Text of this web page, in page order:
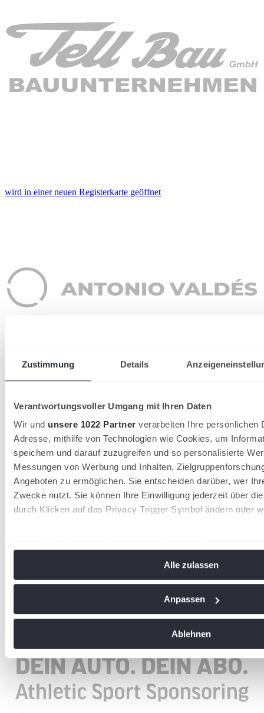
Zustimmung Details
Verantwortungsvoller Umgang mit Ihren Daten
Wir und unsere 1022 Partner verarbeiten Ihre persönlichen
Adresse, mithilfe von Technologien wie Cookies, um
speichern und darauf zuzugreifen und so personalisierte
Messungen von Werbung und Inhalten,
Angeboten zu ermöglichen. Sie entscheiden darüber, wer
Zwecke nutzt. Sie können Ihre Einwilligung jederzeit über
durch Klicken auf das Privacy Trigger Symbol ändern oder
Ihr Gerät durch aktives Scannen nach bestimmten
Erfahren Sie mehr darüber, wie Ihre persönlichen Daten
soziale Medien anbieten zu können und die Zugriffe auf
analysieren. Außerdem geben wir Informationen zu Ihrer
an unsere Partner für soziale Medien, Werbung und
Alle zulassen
Anpassen
Ablehnen
wird in einer neuen Registerkarte geöffnet